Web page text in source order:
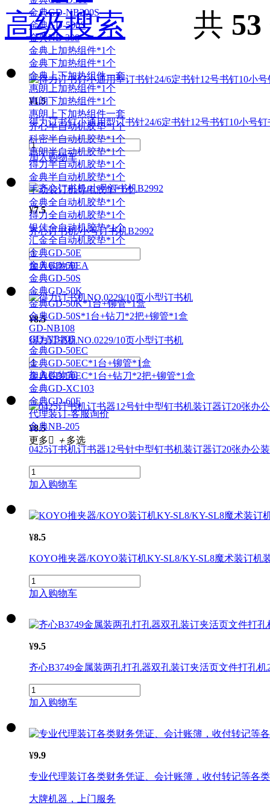
金典GD-NB200S
金典GD-500S
金典NB-308
金典上加热组件*1个
金典下加热组件*1个
金典上下加热组件一套
惠朗上加热组件*1个
惠朗下加热组件*1个
惠朗上下加热组件一套
齐心半自动机胶垫*1个
科密半自动机胶垫*1个
惠朗半自动机胶垫*1个
得力半自动机胶垫*1个
金典半自动机胶垫*1个
手动装订机导电胶垫*1个
金典全自动机胶垫*1个
得力全自动机胶垫*1个
银佳全自动机胶垫*1个
汇金全自动机胶垫*1个
金典GD-50E
金典GD-50EA
金典GD-50S
金典GD-50K
金典GD-50K*1台+铆管*1盒
金典GD-50S*1台+钻刀*2把+铆管*1盒
GD-NB108
GD-NB205
金典GD-50EC
金典GD-50EC*1台+铆管*1盒
金典GD-50EC*1台+钻刀*2把+铆管*1盒
金典GD-XC103
金典GD-60E
代理装订-客服询价
金典NB-205
更多 ＋多选
高级搜索 共 53
¥1.5
得力订书钉小通用型订书针24/6定书针12号书钉10小号钉
加入购物车
¥7.5
齐心订书机/小号订书机B2992
加入购物车
¥8.5
得力订书机NO.0229/10页小型订书机
加入购物车
¥8.5
0425订书机订书器12号针中型钉书机装订器订20张办公
加入购物车
¥8.5
KOYO推夹器/KOYO装订机KY-SL8/KY-SL8魔术装订机
加入购物车
¥9.5
齐心B3749金属装两孔打孔器双孔装订夹活页文件打孔机
加入购物车
¥9.9
专业代理装订各类财务凭证、会计账簿，收付转记等各
大牌机器，上门服务